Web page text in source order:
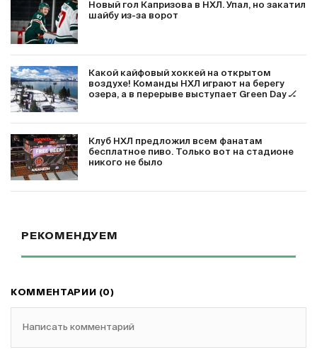
Новый гол Капризова в НХЛ. Упал, но закатил
шайбу из-за ворот
Какой кайфовый хоккей на открытом
воздухе! Команды НХЛ играют на берегу
озера, а в перерыве выступает Green Day 🏒
Клуб НХЛ предложил всем фанатам
бесплатное пиво. Только вот на стадионе
никого не было
РЕКОМЕНДУЕМ
КОММЕНТАРИИ (0)
Написать комментарий